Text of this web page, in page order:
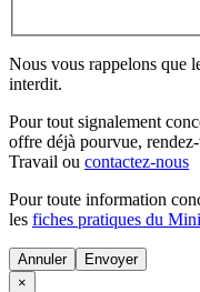
Nous vous rappelons que
interdit.
Pour tout signalement
offre déjà pourvue,
Travail ou contactez-nous
Pour toute information
les fiches pratiques du
Annuler
×